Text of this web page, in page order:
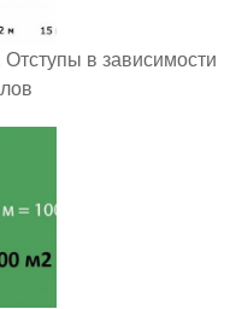
в зависимости